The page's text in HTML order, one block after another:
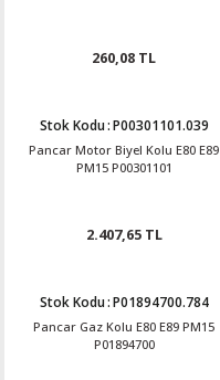
260,08 TL
Stok Kodu:P00301101.039
Pancar Motor Biyel Kolu E80 E89
PM15 P00301101
2.407,65 TL
Stok Kodu:P01894700.784
Pancar Gaz Kolu E80 E89 PM15
P01894700